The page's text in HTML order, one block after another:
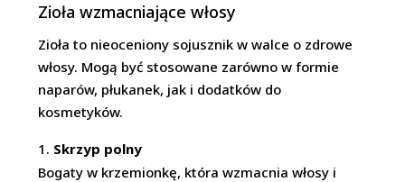
Zioła wzmacniające włosy
Zioła to nieoceniony sojusznik w walce o zdrowe
włosy. Mogą być stosowane zarówno w formie
naparów, płukanek, jak i dodatków do
kosmetyków.
Skrzyp polny
Bogaty w krzemionkę, która wzmacnia włosy i